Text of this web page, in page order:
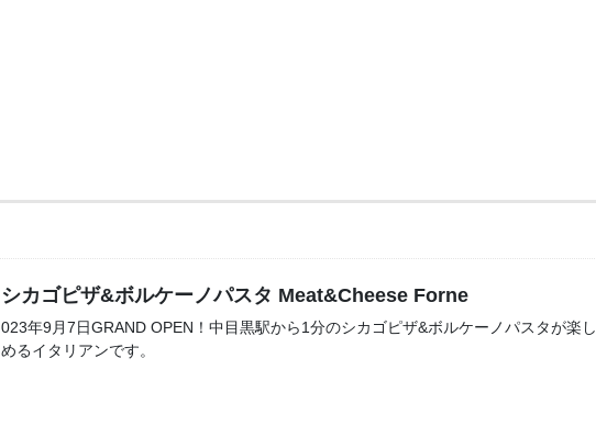
シカゴピザ&ボルケーノパスタ Meat&Cheese Forne
023年9月7日GRAND OPEN！中目黒駅から1分のシカゴピザ&ボルケーノパスタが楽し
めるイタリアンです。